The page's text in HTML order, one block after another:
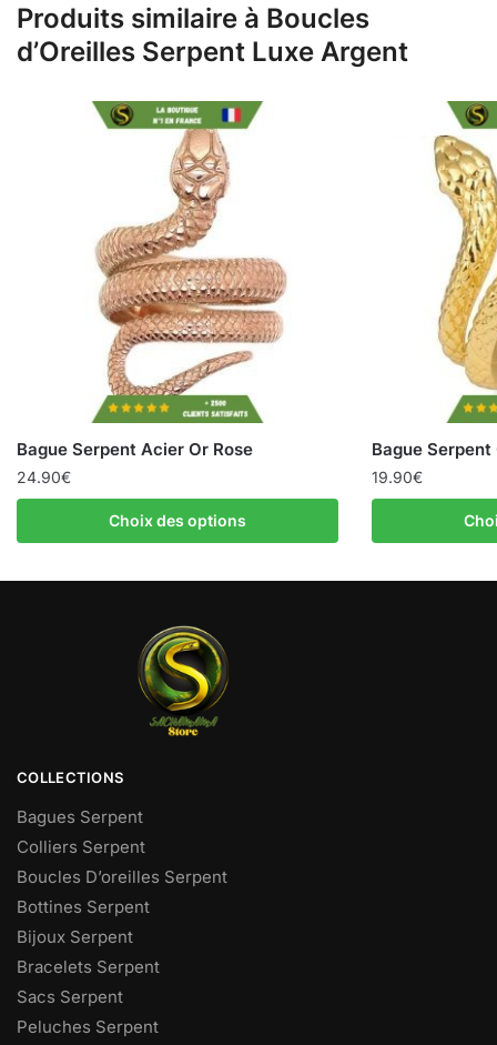
Produits similaire à Boucles
d’Oreilles Serpent Luxe Argent
Bague Serpent Acier Or Rose
24.90€
Choix des options
Bague Serpent
19.90€
COLLECTIONS
Bagues Serpent
Colliers Serpent
Boucles D’oreilles Serpent
Bottines Serpent
Bijoux Serpent
Bracelets Serpent
Sacs Serpent
Peluches Serpent